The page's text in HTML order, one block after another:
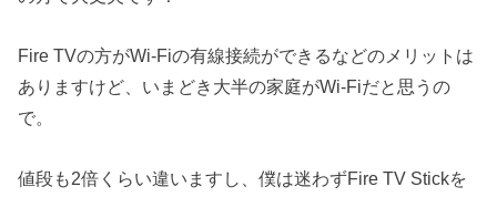
Fire TVの方がWi-Fiの有線接続ができるなどのメリットは
ありますけど、いまどき大半の家庭がWi-Fiだと思うの
で。
値段も2倍くらい違いますし、僕は迷わずFire TV Stickを